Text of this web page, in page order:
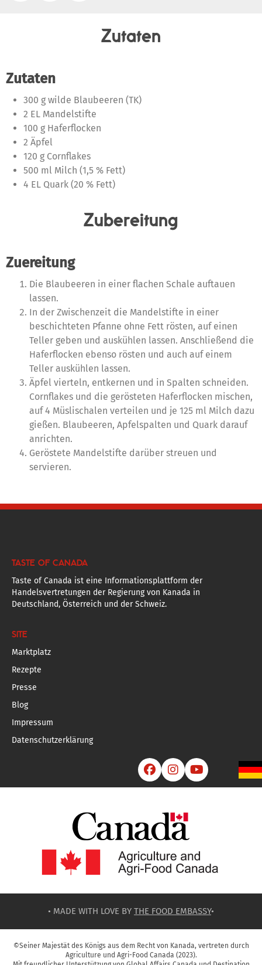
Zutaten
Zutaten
300 g wilde Blaubeeren (TK)
2 EL Mandelstifte
100 g Haferflocken
2 Äpfel
120 g Cornflakes
500 ml Milch (1,5 % Fett)
4 EL Quark (20 % Fett)
Zubereitung
Zuereitung
Die Blaubeeren in einer flachen Schale auftauen
lassen.
In der Zwischenzeit die Mandelstifte in einer
beschichteten Pfanne ohne Fett rösten, auf einen
Teller geben und auskühlen lassen. Anschließend die
Haferflocken ebenso rösten und auch auf einem
Teller auskühlen lassen.
Äpfel vierteln, entkernen und in Spalten schneiden.
Cornflakes und die gerösteten Haferflocken mischen,
auf 4 Müslischalen verteilen und je 125 ml Milch dazu
gießen. Blaubeeren, Apfelspalten und Quark darauf
anrichten.
Geröstete Mandelstifte darüber streuen und
servieren.
TASTE OF CANADA
Taste of Canada ist eine Informationsplattform der
Handelsvertretungen der Regierung von Kanada in
Deutschland, Österreich und der Schweiz.
SITE
Marktplatz
Rezepte
Presse
Blog
Impressum
Datenschutzerklärung
  
• MADE WITH LOVE BY THE FOOD EMBASSY•
©Seiner Majestät des Königs aus dem Recht von Kanada, vertreten durch
Agriculture und Agri-Food Canada (2023).